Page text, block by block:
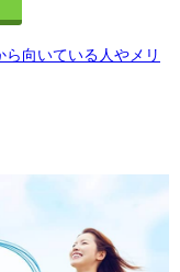
向いている人やメリ